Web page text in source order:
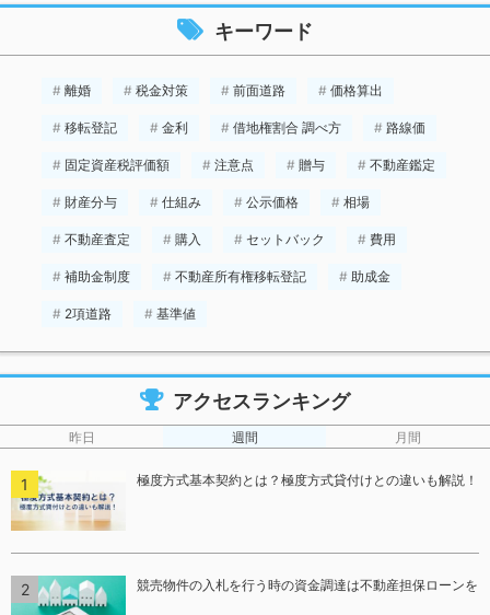
キーワード
離婚 税金対策 前面道路 価格算出
移転登記 金利 借地権割合 調べ方 路線価
固定資産税評価額 注意点 贈与 不動産鑑定
財産分与 仕組み 公示価格 相場
不動産査定 購入 セットバック 費用
補助金制度 不動産所有権移転登記 助成金
2項道路 基準値
アクセスランキング
昨日 週間 月間
極度方式基本契約とは？極度方式貸付けとの違いも解説！
競売物件の入札を行う時の資金調達は不動産担保ローンを